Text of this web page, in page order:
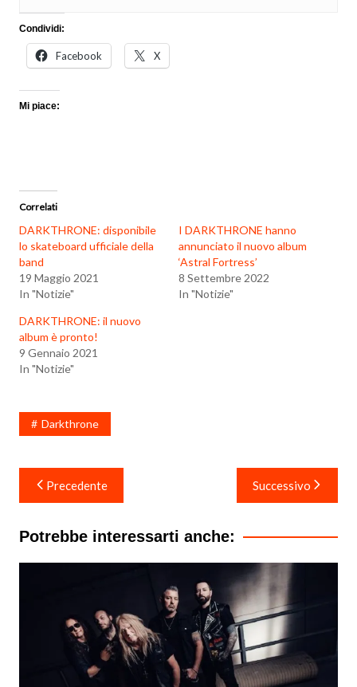
Condividi:
Facebook X
Mi piace:
Correlati
DARKTHRONE: disponibile
lo skateboard ufficiale della
band
19 Maggio 2021
In "Notizie"
I DARKTHRONE hanno
annunciato il nuovo album
‘Astral Fortress’
8 Settembre 2022
In "Notizie"
DARKTHRONE: il nuovo
album è pronto!
9 Gennaio 2021
In "Notizie"
Darkthrone
Navigazione
articoli
Precedente Successivo
Potrebbe interessarti anche: